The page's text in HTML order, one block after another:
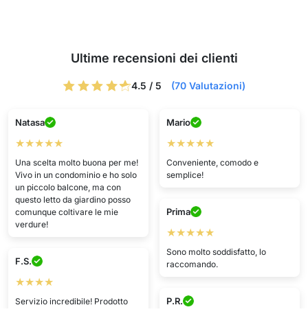
Ultime recensioni dei clienti
4.5 / 5 (70 Valutazioni)
Natasa
★★★★★
Una scelta molto buona per me!
Vivo in un condominio e ho solo
un piccolo balcone, ma con
questo letto da giardino posso
comunque coltivare le mie
verdure!
Mario
★★★★★
Conveniente, comodo e
semplice!
Prima
★★★★★
Sono molto soddisfatto, lo
raccomando.
F.S.
★★★★
Servizio incredibile! Prodotto
P.R.